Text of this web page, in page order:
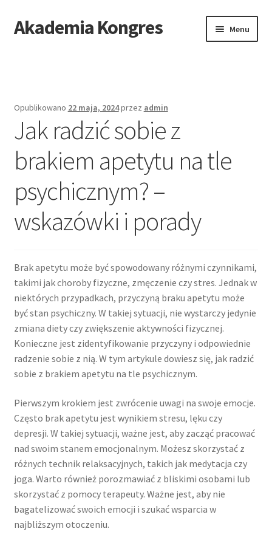
Przejdź
do
Przejdź
do
Akademia Kongres Menu
Opublikowano 22 maja, 2024przez admin
Jak radzić sobie z
brakiem apetytu na tle
psychicznym? –
wskazówki i porady
Brak apetytu może być spowodowany różnymi czynnikami,
takimi jak choroby fizyczne, zmęczenie czy stres. Jednak w
niektórych przypadkach, przyczyną braku apetytu może
być stan psychiczny. W takiej sytuacji, nie wystarczy jedynie
zmiana diety czy zwiększenie aktywności fizycznej.
Konieczne jest zidentyfikowanie przyczyny i odpowiednie
radzenie sobie z nią. W tym artykule dowiesz się, jak radzić
sobie z brakiem apetytu na tle psychicznym.
Pierwszym krokiem jest zwrócenie uwagi na swoje emocje.
Często brak apetytu jest wynikiem stresu, lęku czy
depresji. W takiej sytuacji, ważne jest, aby zacząć pracować
nad swoim stanem emocjonalnym. Możesz skorzystać z
różnych technik relaksacyjnych, takich jak medytacja czy
joga. Warto również porozmawiać z bliskimi osobami lub
skorzystać z pomocy terapeuty. Ważne jest, aby nie
bagatelizować swoich emocji i szukać wsparcia w
najbliższym otoczeniu.